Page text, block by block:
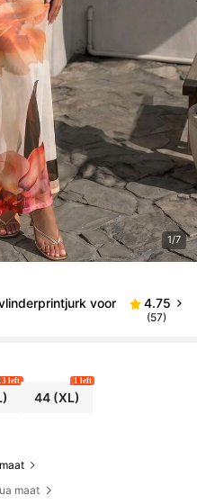
1/7
voor
4.75
(57)
left
44(XL)
1 left
maat